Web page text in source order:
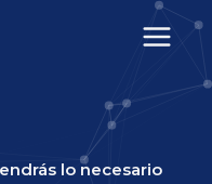
lo necesario